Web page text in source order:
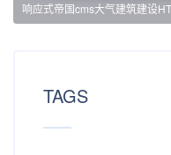
响应式帝国cms大气建筑建设
TAGS